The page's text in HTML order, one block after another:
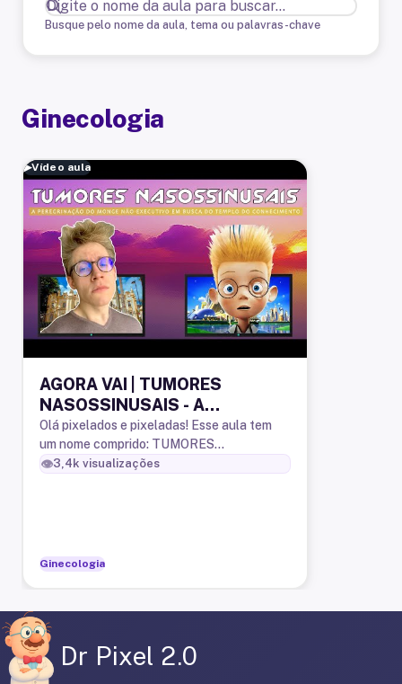
Busque pelo nome da aula, tema ou palavras-chave
Ginecologia
▶Vídeo aula
AGORA VAI | TUMORES
NASOSSINUSAIS - A
peregrinação do monge não
executivo em busca do
templo...
Olá pixelados e pixeladas! Esse aula tem
um nome comprido: TUMORES
NASOSSINUSAIS: a peregrinação do
👁️3,4k visualizações
Ginecologia
Dr Pixel 2.0